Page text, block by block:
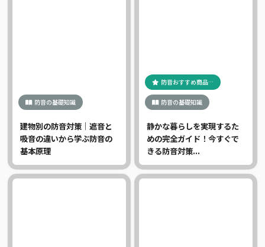
防音の基礎知識
建物別の防音対策｜遮音と
吸音の違いから学ぶ防音の
基本原理
防音おすすめ商品…
防音の基礎知識
静かな暮らしを実現するた
めの完全ガイド！今すぐで
きる防音対策...